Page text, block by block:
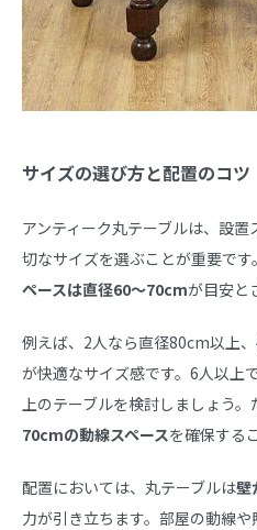
サイズの選び方と配置のコツ
アンティーク丸テーブルは、設
切なサイズを選ぶことが重要です
ペースは直径60～70cmが目安と
例えば、2人なら直径80cm以上
が快適なサイズ感です。6人以上
上のテーブルを検討しましょう
70cmの動線スペースを確保する
配置においては、丸テーブルは壁
力が引き立ちます。部屋の動線